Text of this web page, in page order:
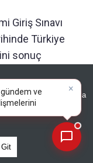
ve GDPR kapsamında
Metnimizi
Git
Giriş Sınavı
Türkiye
sonuç
açılacak.
adayların
bekliyor.
×
ve
analiz